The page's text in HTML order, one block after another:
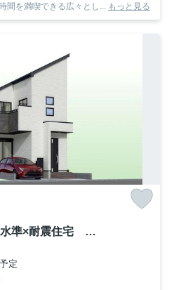
間を満喫できる広々とし... もっと見る
杉並区清水3丁目 ZEH水準×耐震住宅 限定1棟
定